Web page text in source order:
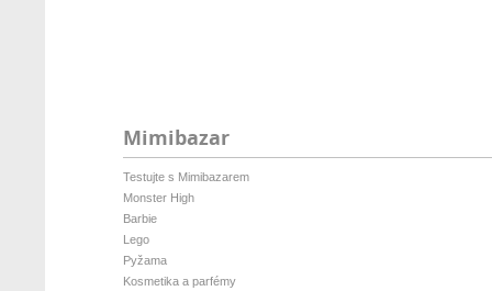
Mimibazar
Testujte s Mimibazarem
Monster High
Barbie
Lego
Pyžama
Kosmetika a parfémy